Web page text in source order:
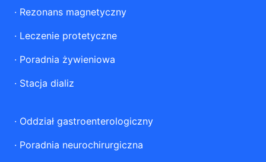
· Rezonans magnetyczny
· Leczenie protetyczne
· Poradnia żywieniowa
· Stacja dializ
· Oddział gastroenterologiczny
· Poradnia neurochirurgiczna